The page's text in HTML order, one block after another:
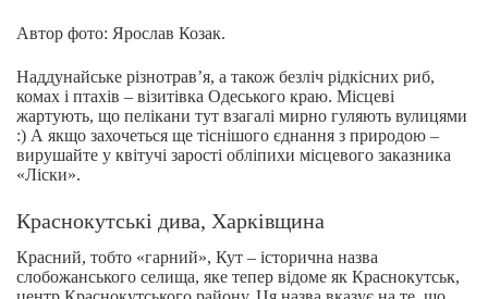
Автор фото: Ярослав Козак.
Наддунайське різнотрав’я, а також безліч рідкісних риб,
комах і птахів – візитівка Одеського краю. Місцеві
жартують, що пелікани тут взагалі мирно гуляють вулицями
:) А якщо захочеться ще тіснішого єднання з природою –
вирушайте у квітучі зарості обліпихи місцевого заказника
«Ліски».
Краснокутські дива, Харківщина
Красний, тобто «гарний», Кут – історична назва
слобожанського селища, яке тепер відоме як Краснокутськ,